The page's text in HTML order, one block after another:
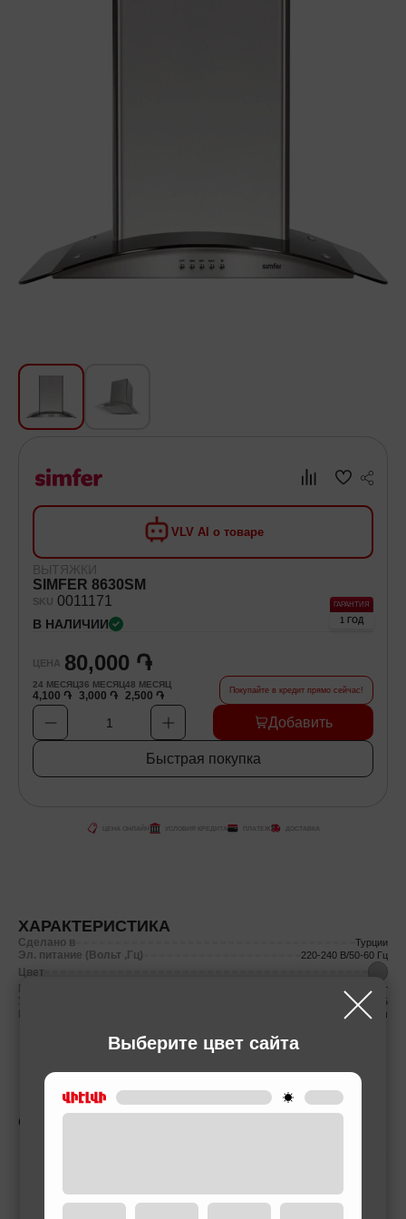
Выберите цвет сайта
Дом и Сад
VLV AI о товаре
ВЫТЯЖКИ
SIMFER 8630SM
SKU 0011171
В НАЛИЧИИ
ГАРАНТИЯ
1 ГОД
ЦЕНА 80,000 ֏
24 МЕСЯЦ
4,100 ֏
36 МЕСЯЦ
3,000 ֏
48 МЕСЯЦ
2,500 ֏ Покупайте в кредит прямо сейчас!
1 Добавить
Быстрая покупка
ЦЕНА ОНЛАЙН УСЛОВИЯ КРЕДИТА ПЛАТЕЖ ДОСТАВКА
ХАРАКТЕРИСТИКА
Сделано в Турции
Эл. питание (Вольт ,Гц) 220-240 В/50-60 Гц
Цвет
246 Вт
Уровень шума (ДБ) 65 дБ
60x45x100 см
СОПУТСТВУЮЩИЕ ТОВАРЫ